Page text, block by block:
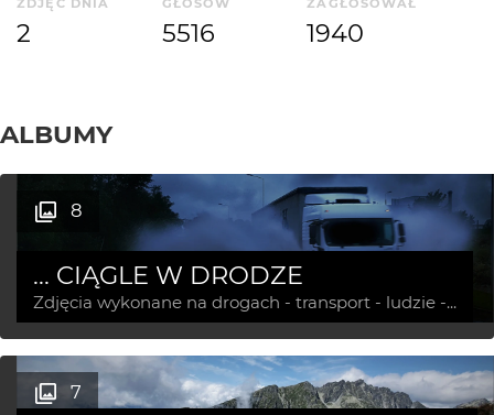
ZDJĘĆ DNIA
2
GŁOSÓW
5516
ZAGŁOSOWAŁ
1940
ALBUMY
8
... CIĄGLE W DRODZE
Zdjęcia wykonane na drogach - transport - ludzie -...
7